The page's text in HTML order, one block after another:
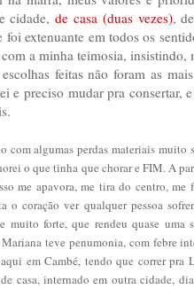
cidade,de casa (duas vezes),
extenuante em todos os
a minha teimosia, insistindo,
feitas não foram as
e preciso mudar pra consertar,
com algumas perdas materiais
o que tinha que chorar e FIM. A
me apavora, me tira do centro, me
o coração ver qualquer pessoa
muito forte, que rendeu quase uma
teve penumonia, com febre
em Cambé, tendo que correr
casa, internado em outra cidade,